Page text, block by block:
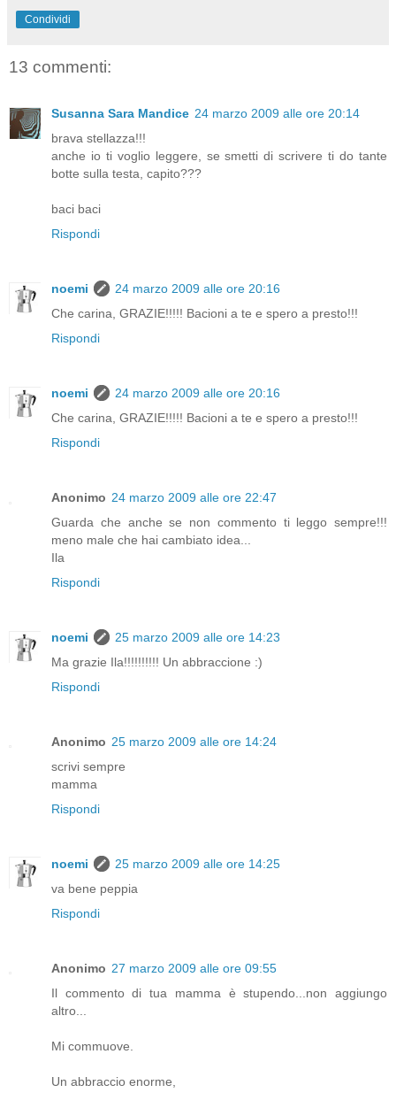
Condividi
13 commenti:
Susanna Sara Mandice 24 marzo 2009 alle ore 20:14
brava stellazza!!!
anche io ti voglio leggere, se smetti di scrivere ti do tante
botte sulla testa, capito???
baci baci
Rispondi
noemi
24 marzo 2009 alle ore 20:16
Che carina, GRAZIE!!!!! Bacioni a te e spero a presto!!!
Rispondi
noemi
24 marzo 2009 alle ore 20:16
Che carina, GRAZIE!!!!! Bacioni a te e spero a presto!!!
Rispondi
Anonimo 24 marzo 2009 alle ore 22:47
Guarda che anche se non commento ti leggo sempre!!!
meno male che hai cambiato idea...
Ila
Rispondi
noemi
25 marzo 2009 alle ore 14:23
Ma grazie Ila!!!!!!!!!! Un abbraccione :)
Rispondi
Anonimo 25 marzo 2009 alle ore 14:24
scrivi sempre
mamma
Rispondi
noemi
25 marzo 2009 alle ore 14:25
va bene peppia
Rispondi
Anonimo 27 marzo 2009 alle ore 09:55
Il commento di tua mamma è stupendo...non aggiungo
altro...
Mi commuove.
Un abbraccio enorme,